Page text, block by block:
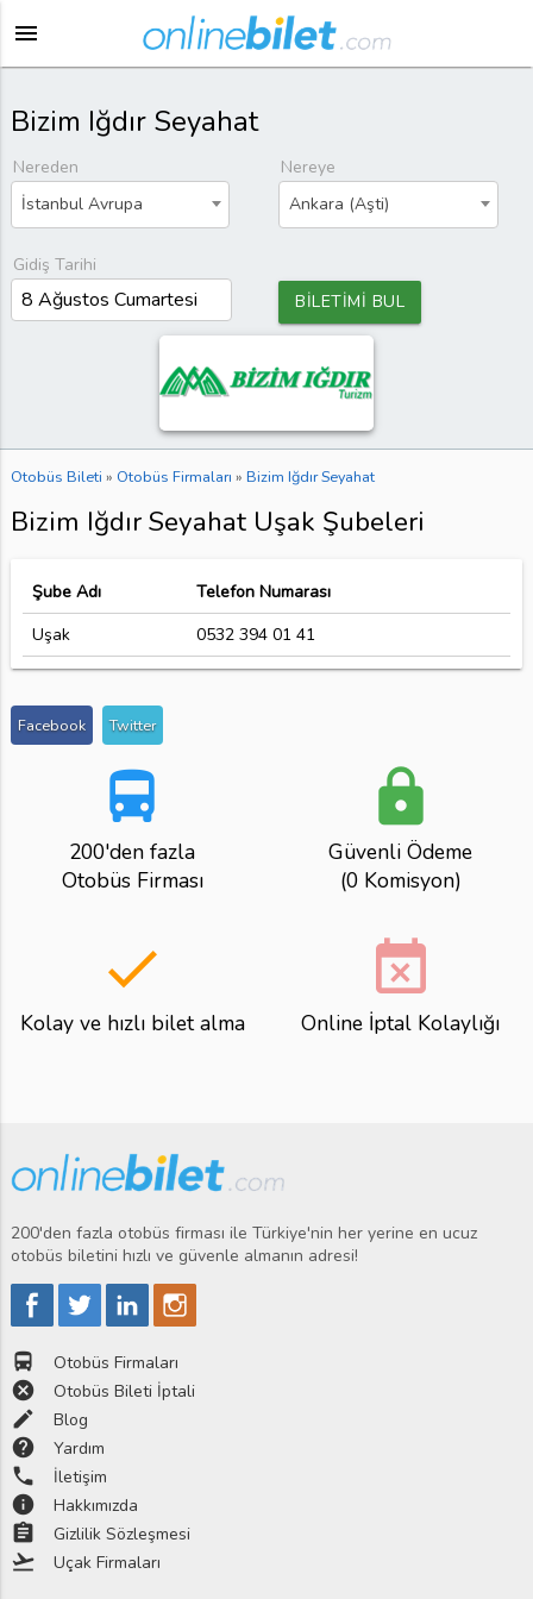
menu
Bizim Iğdır Seyahat
Nereden
İstanbul Avrupa
Nereye
Ankara (Aşti)
Gidiş Tarihi
BİLETİMİ BUL
Otobüs Bileti » Otobüs Firmaları » Bizim Iğdır Seyahat
Bizim Iğdır Seyahat Uşak Şubeleri
Şube Adı
Telefon Numarası
Uşak
0532 394 01 41
Facebook Twitter
directions_bus
200'den fazla
Otobüs Firması
lock
Güvenli Ödeme
(0 Komisyon)
done
Kolay ve hızlı bilet alma
event_busy
Online İptal Kolaylığı
200'den fazla otobüs firması ile Türkiye'nin her yerine en ucuz
otobüs biletini hızlı ve güvenle almanın adresi!
directions_bus Otobüs Firmaları
cancel Otobüs Bileti İptali
edit Blog
help Yardım
phone İletişim
info Hakkımızda
assignment Gizlilik Sözleşmesi
flight_takeoff Uçak Firmaları